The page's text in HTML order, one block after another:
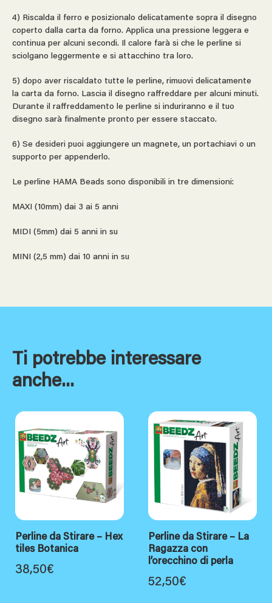
4) Riscalda il ferro e posizionalo delicatamente sopra il disegno
coperto dalla carta da forno. Applica una pressione leggera e
continua per alcuni secondi. Il calore farà si che le perline si
sciolgano leggermente e si attacchino tra loro.
5) dopo aver riscaldato tutte le perline, rimuovi delicatamente
la carta da forno. Lascia il disegno raffreddare per alcuni minuti.
Durante il raffreddamento le perline si induriranno e il tuo
disegno sarà finalmente pronto per essere staccato.
6) Se desideri puoi aggiungere un magnete, un portachiavi o un
supporto per appenderlo.
Le perline HAMA Beads sono disponibili in tre dimensioni:
MAXI (10mm) dai 3 ai 5 anni
MIDI (5mm) dai 5 anni in su
MINI (2,5 mm) dai 10 anni in su
Ti potrebbe interessare
anche...
Perline da Stirare – Hex
tiles Botanica
38,50€
Perline da Stirare – La
Ragazza con
l’orecchino di perla
52,50€